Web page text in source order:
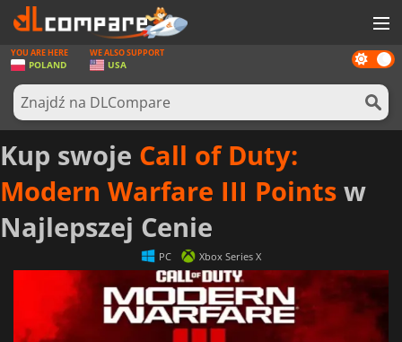
GRY
KARTY DO GIER
OPROGRAMOWANIE
REWARDS
SPRZĘT KOMPUTEROWY
AKTUALNOŚCI
ZALOGUJ SIĘ LUB ZAREJESTRUJ
Dark
mode
YOU ARE HERE
POLAND
WE ALSO SUPPORT
USA
Kup swoje Call of Duty:
Modern Warfare III Points w
Najlepszej Cenie
PC Xbox Series X